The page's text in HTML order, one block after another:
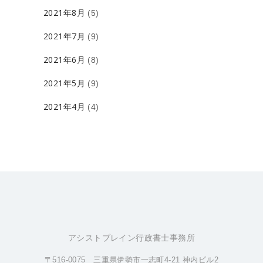
2021年8月 (5)
2021年7月 (9)
2021年6月 (8)
2021年5月 (9)
2021年4月 (4)
アシストブレイン行政書士事務所
〒516-0075 三重県伊勢市一志町4-21 神内ビル2